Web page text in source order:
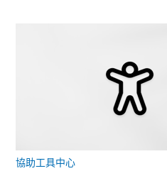
協助工具中心